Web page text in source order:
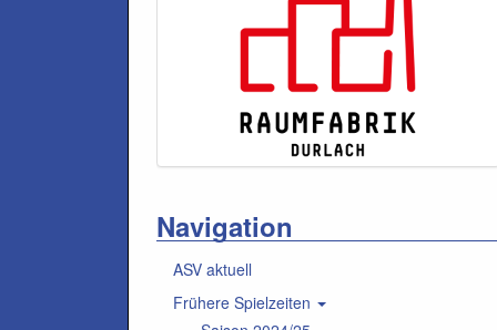
Navigation
ASV aktuell
Frühere Spielzeiten